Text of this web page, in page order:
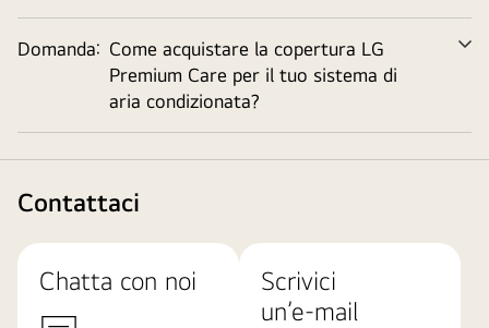
Domanda: Come acquistare la copertura LG
Premium Care per il tuo sistema di
aria condizionata?
Contattaci
Chatta con noi
Scrivici
un’e-mail